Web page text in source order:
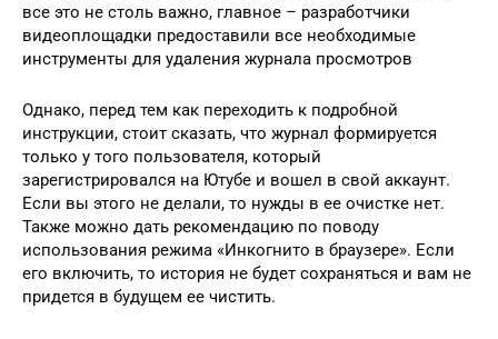
все это не столь важно, главное – разработчики
видеоплощадки предоставили все необходимые
инструменты для удаления журнала просмотров
Однако, перед тем как переходить к подробной
инструкции, стоит сказать, что журнал формируется
только у того пользователя, который
зарегистрировался на Ютубе и вошел в свой аккаунт.
Если вы этого не делали, то нужды в ее очистке нет.
Также можно дать рекомендацию по поводу
использования режима «Инкогнито в браузере». Если
его включить, то история не будет сохраняться и вам не
придется в будущем ее чистить.